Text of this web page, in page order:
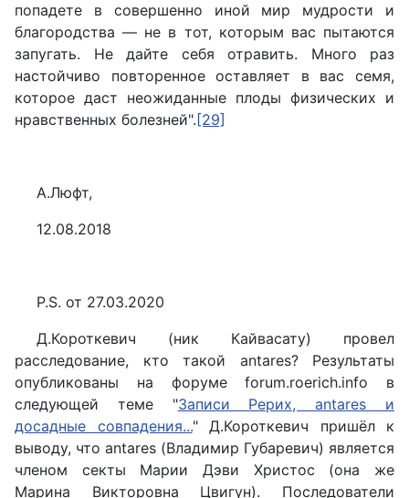
попадете в совершенно иной мир мудрости и
благородства — не в тот, которым вас пытаются
запугать. Не дайте себя отравить. Много раз
настойчиво повторенное оставляет в вас семя,
которое даст неожиданные плоды физических и
нравственных болезней". [29]
А.Люфт,
12.08.2018
P.S. от 27.03.2020
Д.Короткевич (ник Кайвасату) провел
расследование, кто такой antares? Результаты
опубликованы на форуме forum.roerich.info в
следующей теме "Записи Рерих, antares и
досадные совпадения..." Д.Короткевич пришёл к
выводу, что antares (Владимир Губаревич) является
членом секты Марии Дэви Христос (она же
Марина Викторовна Цвигун). Последователи